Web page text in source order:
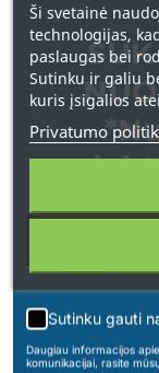
Ši svetainė
technologijas,
paslaugas bei
Sutinku ir galiu
kuris įsigalios
Privatumo
Sutinku gauti
Daugiau informacijos
komunikacijai, rasite